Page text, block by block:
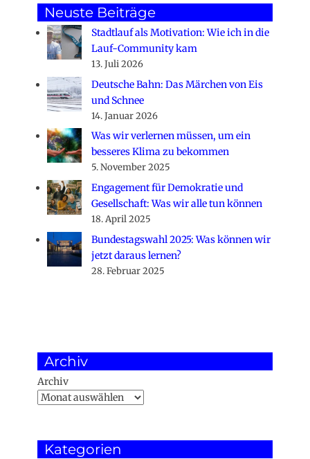
Neuste Beiträge
Stadtlauf als Motivation: Wie ich in die
Lauf-Community kam
13. Juli 2026
Deutsche Bahn: Das Märchen von Eis
und Schnee
14. Januar 2026
Was wir verlernen müssen, um ein
besseres Klima zu bekommen
5. November 2025
Engagement für Demokratie und
Gesellschaft: Was wir alle tun können
18. April 2025
Bundestagswahl 2025: Was können wir
jetzt daraus lernen?
28. Februar 2025
Archiv
Archiv
Kategorien